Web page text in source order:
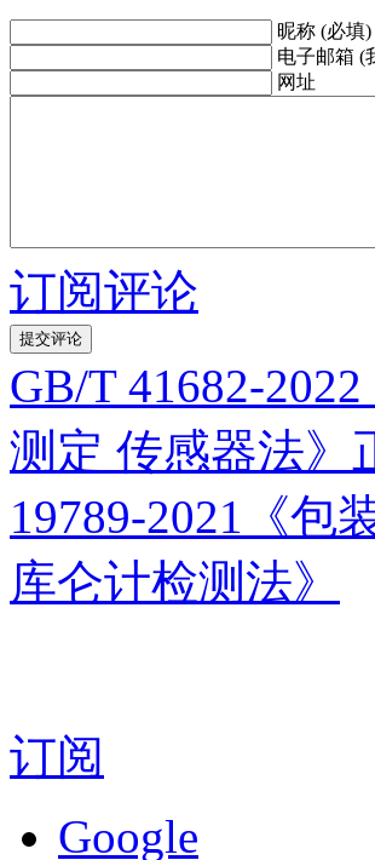
昵称 (必填)
电子邮箱 (
网址
订阅评论
GB/T 41682-
测定 传感器法》
19789-2021《包
库仑计检测法》
订阅
Google